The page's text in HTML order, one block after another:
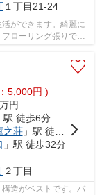
１丁目21-24
ができます。綺麗に
ローリング張りでお
5,000円 )
円
駅 徒歩6分
之荘」駅 徒歩21分
」駅 徒歩32分
２丁目
造がベストです。バ